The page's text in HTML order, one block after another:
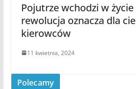
Pojutrze wchodzi w życie
rewolucja oznacza dla
kierowców
11 kwietnia, 2024
Polecamy